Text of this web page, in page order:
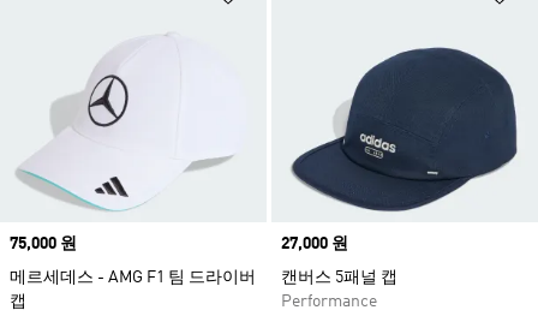
Price
75,000 원
메르세데스 - AMG F1 팀 드라이버
캡
Price
27,000 원
캔버스 5패널 캡
Performance